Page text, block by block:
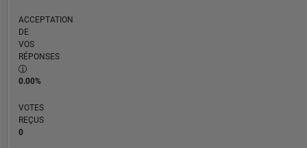
ACCEPTATION
DE
VOS
RÉPONSES
0.00%
VOTES
REÇUS
0